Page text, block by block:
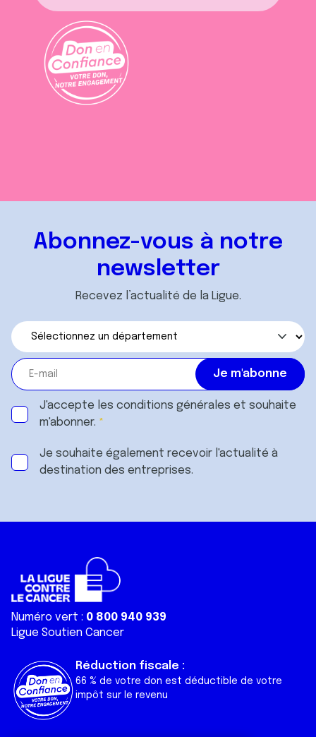
Abonnez-vous à notre
newsletter
Recevez l’actualité de la Ligue.
J'accepte les conditions générales et souhaite
m'abonner.
Je souhaite également recevoir l'actualité à
destination des entreprises.
Numéro vert : 0 800 940 939
Ligue Soutien Cancer
Réduction fiscale :
66 % de votre don est déductible de votre
impôt sur le revenu